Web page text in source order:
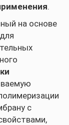
.
на основе
с